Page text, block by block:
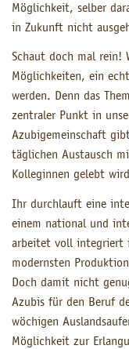
Möglichkeit, selber
in Zukunft nicht
Schaut doch mal rein!
Möglichkeiten, ein
werden. Denn das
zentraler Punkt in
Azubigemeinschaft
täglichen Austausch
Kolleginnen gelebt
Ihr durchlauft eine
einem national und
arbeitet voll integriert
modernsten
Doch damit nicht
Azubis für den Beruf
wöchigen
Möglichkeit zur